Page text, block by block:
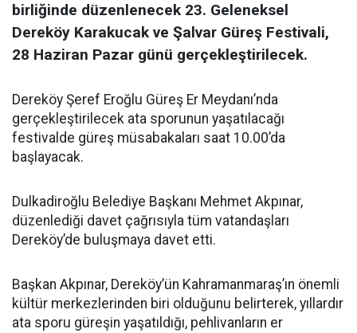
birliğinde düzenlenecek 23. Geleneksel
Dereköy Karakucak ve Şalvar Güreş Festivali,
28 Haziran Pazar günü gerçekleştirilecek.
Dereköy Şeref Eroğlu Güreş Er Meydanı’nda
gerçekleştirilecek ata sporunun yaşatılacağı
festivalde güreş müsabakaları saat 10.00’da
başlayacak.
Dulkadiroğlu Belediye Başkanı Mehmet Akpınar,
düzenlediği davet çağrısıyla tüm vatandaşları
Dereköy’de buluşmaya davet etti.
Başkan Akpınar, Dereköy’ün Kahramanmaraş’ın önemli
kültür merkezlerinden biri olduğunu belirterek, yıllardır
ata sporu güreşin yaşatıldığı, pehlivanların er